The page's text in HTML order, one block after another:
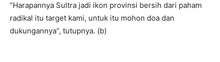
“Harapannya Sultra jadi ikon provinsi bersih dari paham
radikal itu target kami, untuk itu mohon doa dan
dukungannya”, tutupnya. (b)